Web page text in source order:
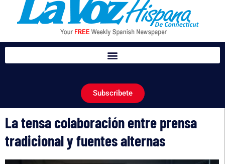
Subscribete
La tensa colaboración entre prensa
tradicional y fuentes alternas